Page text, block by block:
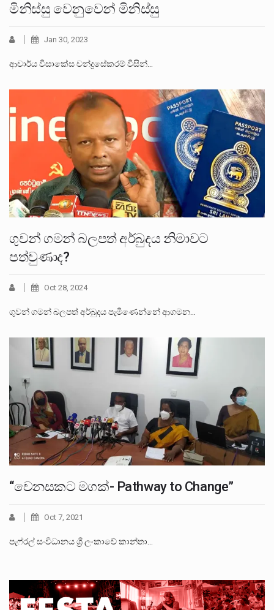
මිනිස්සු වෙනුවෙන් මිනිස්සු
Jan 30, 2023
ආචාර්ය විසාකේස චන්ද්‍රසේකරම් විසින්…
ගුවන් ගමන් බලපත් අර්බුදය නිමාවට
පත්වුණාද?
Oct 28, 2024
ගුවන් ගමන් බලපත් අර්බුදය පැමිණෙන්නේ ආගමන…
“වෙනසකට මගක්- Pathway to Change”
Oct 7, 2021
පැෆ්රල් සංවිධානය ශ්‍රී ලංකාවේ කාන්තා…